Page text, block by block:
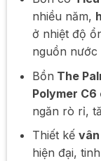
nhiều năm,
ở nhiệt độ
nguồn nước
Bồn The
Polymer C6
ngăn rò rỉ,
Thiết kế
hiện đại,